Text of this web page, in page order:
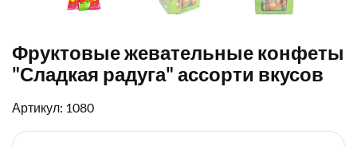
Фруктовые жевательные конфеты
"Сладкая радуга" ассорти вкусов
Артикул: 1080